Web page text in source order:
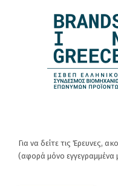
Για να δείτε τις Έρευνες,
(αφορά μόνο εγγεγραμμένα